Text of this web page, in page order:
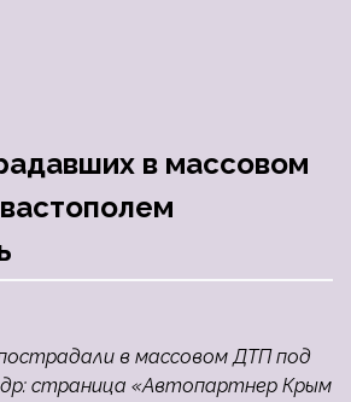
в массовом
в массовом ДТП под
страница «Автопартнер Крым